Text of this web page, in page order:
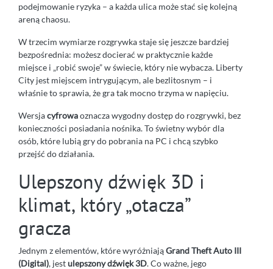
podejmowanie ryzyka – a każda ulica może stać się kolejną
areną chaosu.
W trzecim wymiarze rozgrywka staje się jeszcze bardziej
bezpośrednia: możesz docierać w praktycznie każde
miejsce i „robić swoje” w świecie, który nie wybacza. Liberty
City jest miejscem intrygującym, ale bezlitosnym – i
właśnie to sprawia, że gra tak mocno trzyma w napięciu.
Wersjacyfrowaoznacza wygodny dostęp do rozgrywki, bez
konieczności posiadania nośnika. To świetny wybór dla
osób, które lubią gry do pobrania na PC i chcą szybko
przejść do działania.
Ulepszony dźwięk 3D i
klimat, który „otacza”
gracza
Jednym z elementów, które wyróżniająGrand Theft Auto III
(Digital), jestulepszony dźwięk 3D. Co ważne, jego